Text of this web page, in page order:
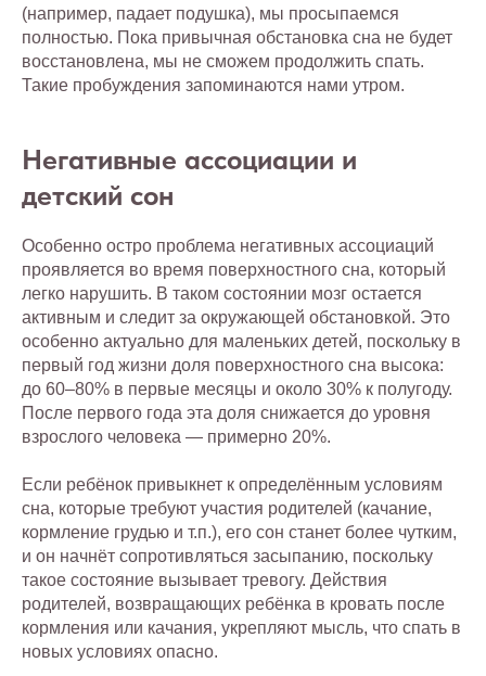
(например, падает подушка), мы просыпаемся
полностью. Пока привычная обстановка сна не будет
восстановлена, мы не сможем продолжить спать.
Такие пробуждения запоминаются нами утром.
Негативные ассоциации и
детский сон
Особенно остро проблема негативных ассоциаций
проявляется во время поверхностного сна, который
легко нарушить. В таком состоянии мозг остается
активным и следит за окружающей обстановкой. Это
особенно актуально для маленьких детей, поскольку в
первый год жизни доля поверхностного сна высока:
до 60–80% в первые месяцы и около 30% к полугоду.
После первого года эта доля снижается до уровня
взрослого человека — примерно 20%.
Если ребёнок привыкнет к определённым условиям
сна, которые требуют участия родителей (качание,
кормление грудью и т.п.), его сон станет более чутким,
и он начнёт сопротивляться засыпанию, поскольку
такое состояние вызывает тревогу. Действия
родителей, возвращающих ребёнка в кровать после
кормления или качания, укрепляют мысль, что спать в
новых условиях опасно.